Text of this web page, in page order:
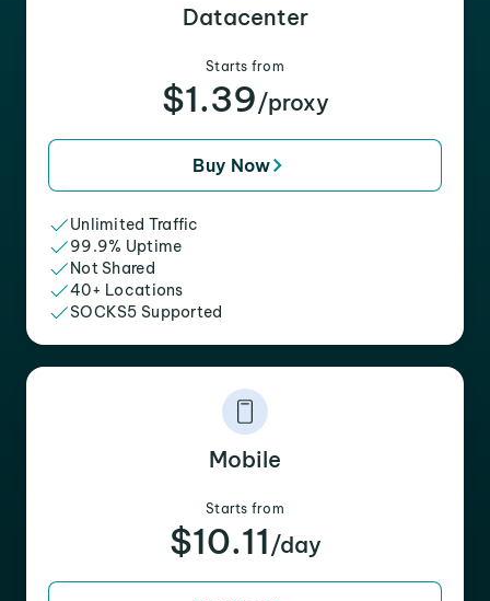
Datacenter
Starts from
$1.39/proxy
Buy Now
Unlimited Traffic
99.9% Uptime
Not Shared
40+ Locations
SOCKS5 Supported
Mobile
Starts from
$10.11 /day